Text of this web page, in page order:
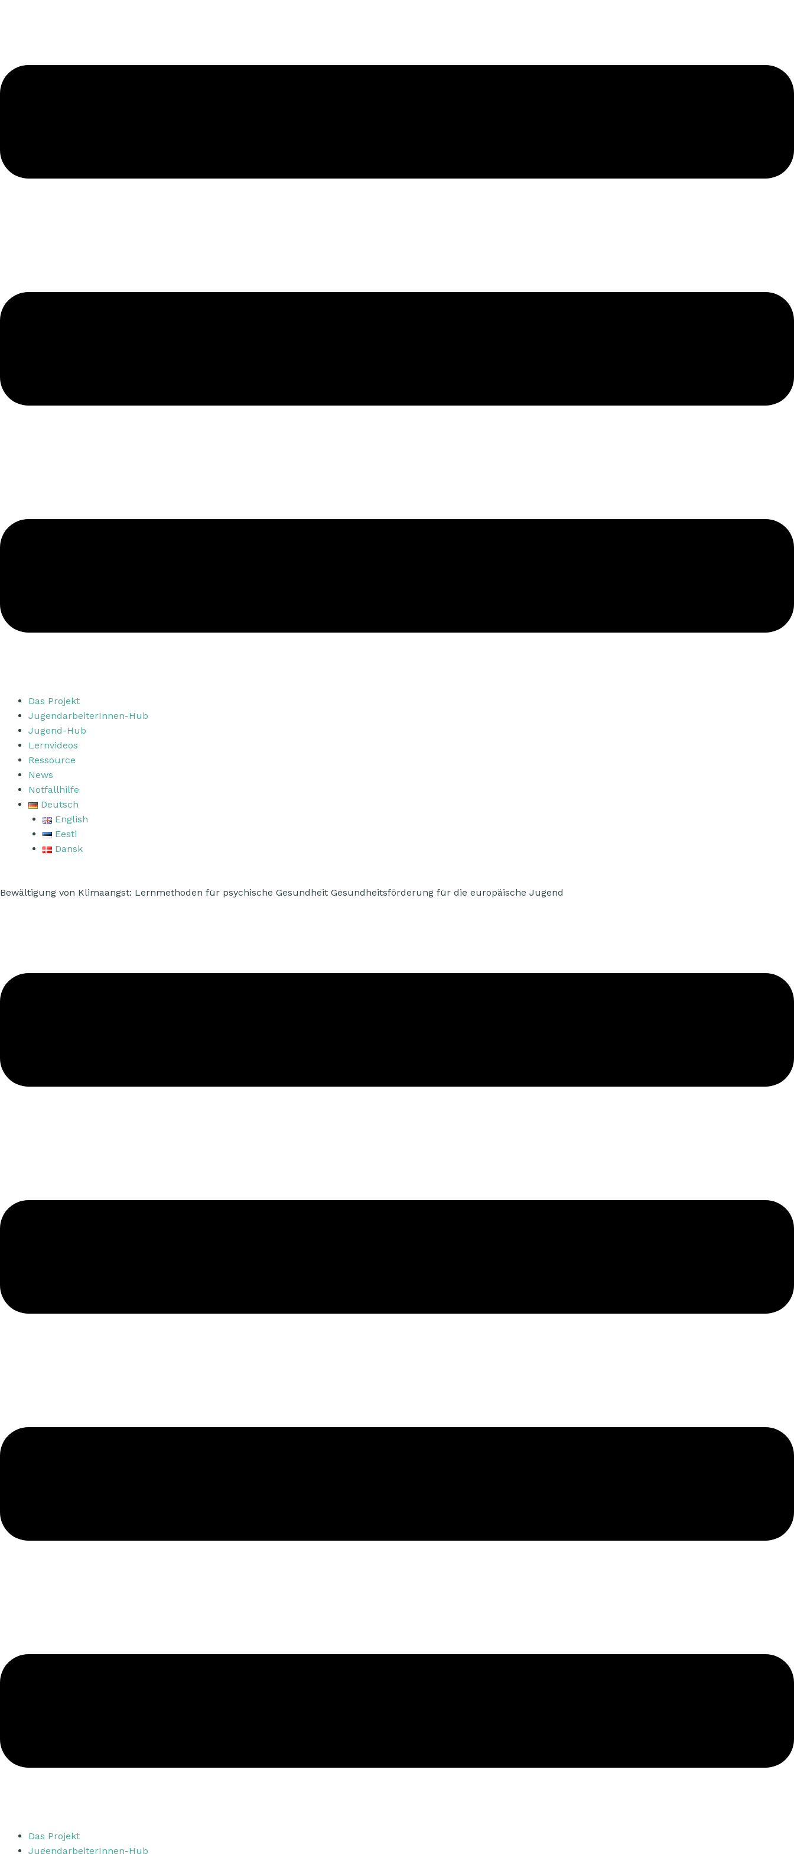
Das Projekt
JugendarbeiterInnen-Hub
Jugend-Hub
Lernvideos
Ressource
News
Notfallhilfe
Deutsch
English
Eesti
Dansk
Bewältigung von Klimaangst: Lernmethoden für psychische Gesundheit Gesundheitsförderung für die europäische Jugend
Das Projekt
JugendarbeiterInnen-Hub